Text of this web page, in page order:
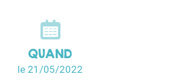
QUAND
le 21/05/2022